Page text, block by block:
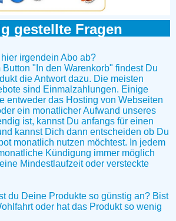
gestellte Fragen
irgendein Abo ab?
Button "In den Warenkorb" findest Du
die Antwort dazu. Die meisten
sind Einmalzahlungen. Einige
entweder das Hosting von Webseiten
ein monatlicher Aufwand unseres
ist, kannst Du anfangs für einen
kannst Dich dann entscheiden ob Du
monatlich nutzen möchtest. In jedem
Kündigung immer möglich
Mindestlaufzeit oder versteckte
du Deine Produkte so günstig an? Bist
oder hat das Produkt so wenig